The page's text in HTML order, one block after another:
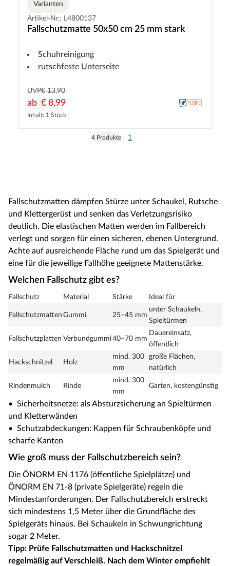
Varianten
Artikel-Nr.: L4800137
Fallschutzmatte 50x50 cm 25 mm stark
Schuhreinigung
rutschfeste Unterseite
UVP€ 13,90
ab € 8,99
Inhalt: 1 Stück
4 Produkte 1
Fallschutzmatten dämpfen Stürze unter Schaukel, Rutsche
und Klettergerüst und senken das Verletzungsrisiko
deutlich. Die elastischen Matten werden im Fallbereich
verlegt und sorgen für einen sicheren, ebenen Untergrund.
Achte auf ausreichende Fläche rund um das Spielgerät und
eine für die jeweilige Fallhöhe geeignete Mattenstärke.
Welchen Fallschutz gibt es?
Fallschutz Material Stärke Ideal für
Fallschutzmatten Gummi 25–45 mm
unter Schaukeln,
Spieltürmen
Fallschutzplatten Verbundgummi40–70 mm
Dauereinsatz,
öffentlich
Hackschnitzel Holz
mind. 300
mm
große Flächen,
natürlich
Rindenmulch Rinde
mind. 300
mm
Garten, kostengünstig
• Sicherheitsnetze: als Absturzsicherung an Spieltürmen
und Kletterwänden
• Schutzabdeckungen: Kappen für Schraubenköpfe und
scharfe Kanten
Wie groß muss der Fallschutzbereich sein?
Die ÖNORM EN 1176 (öffentliche Spielplätze) und
ÖNORM EN 71-8 (private Spielgeräte) regeln die
Mindestanforderungen. Der Fallschutzbereich erstreckt
sich mindestens 1,5 Meter über die Grundfläche des
Spielgeräts hinaus. Bei Schaukeln in Schwungrichtung
sogar 2 Meter.
Tipp: Prüfe Fallschutzmatten und Hackschnitzel
regelmäßig auf Verschleiß. Nach dem Winter empfiehlt